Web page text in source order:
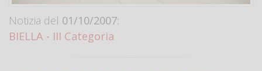
Notizia del 01/10/2007:
BIELLA - III Categoria